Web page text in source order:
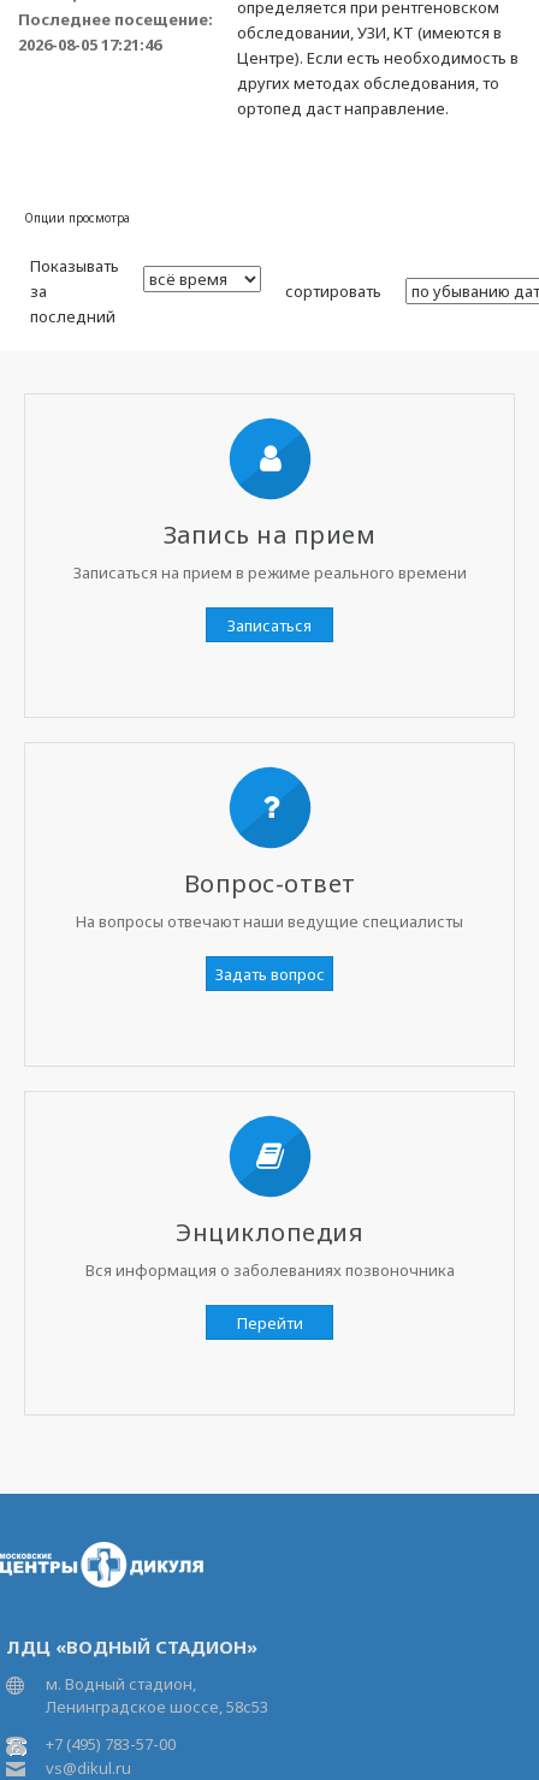
Последнее посещение:
2026-08-05 17:21:46
определяется при рентгеновском
обследовании, УЗИ, КТ (имеются в
Центре). Если есть необходимость в
других методах обследования, то
ортопед даст направление.
Опции просмотра
Показывать
за
последний
сортировать
Запись на прием
Записаться на прием в режиме реального времени
Записаться
Вопрос-ответ
На вопросы отвечают наши ведущие специалисты
Задать вопрос
Энциклопедия
Вся информация о заболеваниях позвоночника
Перейти
ЛДЦ «ВОДНЫЙ СТАДИОН»
м. Водный стадион,
Ленинградское шоссе, 58с53
+7 (495) 783-57-00
vs@dikul.ru